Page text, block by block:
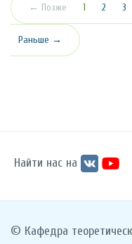
← Позже 1 (текущая)
2 3
Раньше →
Найти нас на
© Кафедра